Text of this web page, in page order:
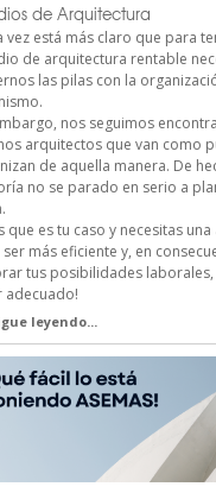
de Arquitectura
vez está más claro que para
de arquitectura rentable
las pilas con la
nos seguimos
arquitectos que van como
de aquella manera. De
no se parado en serio a
que es tu caso y necesitas
más eficiente y, en
tus posibilidades laborales,
adecuado!
leyendo...